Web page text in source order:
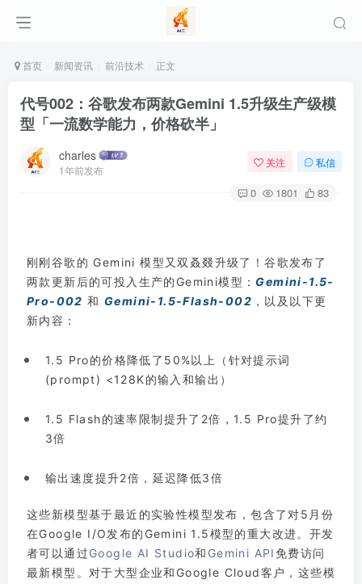
首页 新闻资讯 前沿技术 正文
代号002：谷歌发布两款Gemini 1.5升级生产级模
型「一流数学能力，价格砍半」
charles
1年前发布
关注 私信
0 1801 83
刚刚谷歌的 Gemini 模型又双叒叕升级了！谷歌发布了
两款更新后的可投入生产的Gemini模型：Gemini-1.5-
Pro-002 和Gemini-1.5-Flash-002 ，以及以下更
新内容：
1.5 Pro的价格降低了50%以上（针对提示词
(prompt) <128K的输入和输出）
1.5 Flash的速率限制提升了2倍，1.5 Pro提升了约
3倍
输出速度提升2倍，延迟降低3倍
这些新模型基于最近的实验性模型发布，包含了对5月份
在Google I/O发布的Gemini 1.5模型的重大改进。开发
者可以通过Google AI Studio和 Gemini API免费访问
最新模型。对于大型企业和Google Cloud客户，这些模